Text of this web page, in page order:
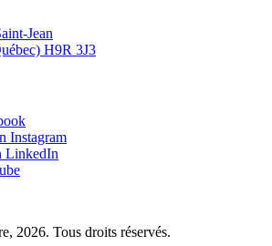
Jean
H9R 3J3
Instagram
LinkedIn
2026. Tous droits réservés.